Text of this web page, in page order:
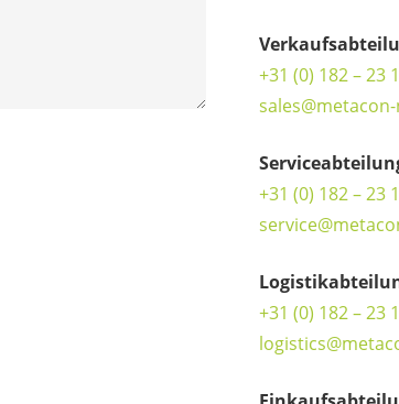
+31 (0) 182 – 23
+31 (0) 182 – 23
+31 (0) 182 – 23